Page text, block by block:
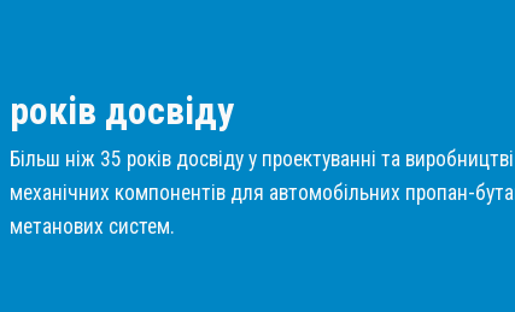
років досвіду
Більш ніж 35 років досвіду у проектуванні та
механічних компонентів для автомобільних пропан-
метанових систем.